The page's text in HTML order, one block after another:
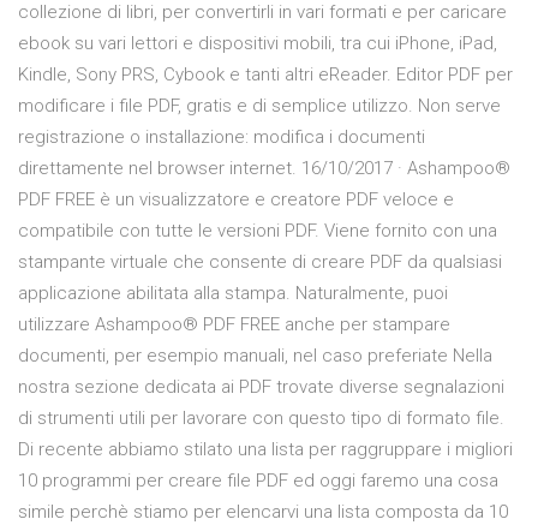
collezione di libri, per convertirli in vari formati e per caricare
ebook su vari lettori e dispositivi mobili, tra cui iPhone, iPad,
Kindle, Sony PRS, Cybook e tanti altri eReader. Editor PDF per
modificare i file PDF, gratis e di semplice utilizzo. Non serve
registrazione o installazione: modifica i documenti
direttamente nel browser internet. 16/10/2017 · Ashampoo®
PDF FREE è un visualizzatore e creatore PDF veloce e
compatibile con tutte le versioni PDF. Viene fornito con una
stampante virtuale che consente di creare PDF da qualsiasi
applicazione abilitata alla stampa. Naturalmente, puoi
utilizzare Ashampoo® PDF FREE anche per stampare
documenti, per esempio manuali, nel caso preferiate Nella
nostra sezione dedicata ai PDF trovate diverse segnalazioni
di strumenti utili per lavorare con questo tipo di formato file.
Di recente abbiamo stilato una lista per raggruppare i migliori
10 programmi per creare file PDF ed oggi faremo una cosa
simile perchè stiamo per elencarvi una lista composta da 10